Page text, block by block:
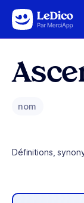
Aller au contenu
nom
Définitions,